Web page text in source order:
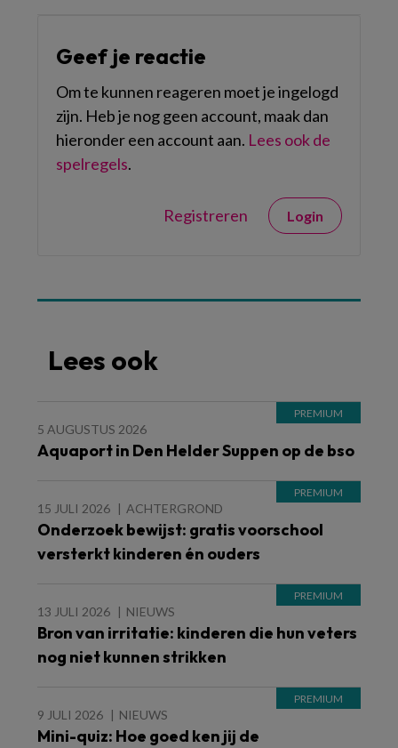
Geef je reactie
Om te kunnen reageren moet je ingelogd
zijn. Heb je nog geen account, maak dan
hieronder een account aan. Lees ook de
spelregels.
Registreren Login
Lees ook
5 AUGUSTUS 2026
Aquaport in Den Helder Suppen op de bso
15 JULI 2026 ACHTERGROND
Onderzoek bewijst: gratis voorschool
versterkt kinderen én ouders
13 JULI 2026 NIEUWS
Bron van irritatie: kinderen die hun veters
nog niet kunnen strikken
9 JULI 2026 NIEUWS
Mini-quiz: Hoe goed ken jij de